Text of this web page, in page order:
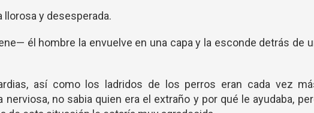
llorosa y desesperada.
él hombre la envuelve en una capa y la esconde detrás de
así como los ladridos de los perros eran cada vez
nerviosa, no sabia quien era el extraño y por qué le ayudaba,